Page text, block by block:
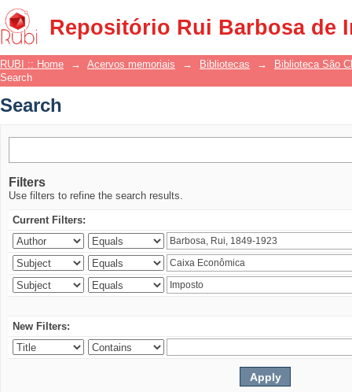
Repositório Rui Barbosa de
Search
RUBI :: Home → Acervos memoriais → Bibliotecas →
Biblioteca São
Search
Search
Filters
Use filters to refine the search results.
Current Filters:
New Filters: